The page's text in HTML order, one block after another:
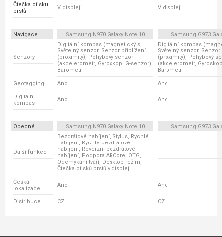
Čtečka otisku
prstů
V displeji V displeji
Navigace Samsung N970 Galaxy Note 10 Samsung G973
Senzory
Digitální kompas (magnetický s,
Světelný senzor, Senzor přiblížení
(proximity), Pohybový senzor
(akcelerometr, Gyroskop, G-senzor),
Barometr
Digitální kompas
Světelný senzor,
(proximity), Pohybový
(akcelerometr,
Barometr
Geotagging Ano Ano
Digitální
kompas
Ano Ano
Obecné Samsung N970 Galaxy Note 10 Samsung G973
Další funkce
Bezdrátové nabíjení, Stylus, Rychlé
nabíjení, Rychlé bezdrátové
nabíjení, Reverzní bezdrátové
nabíjení, Podpora ARCore, OTG,
Odemykání tváří, Desktop režim,
Čtečka otisků prstů v displej
-
Česká
lokalizace
Ano Ano
Distribuce CZ CZ